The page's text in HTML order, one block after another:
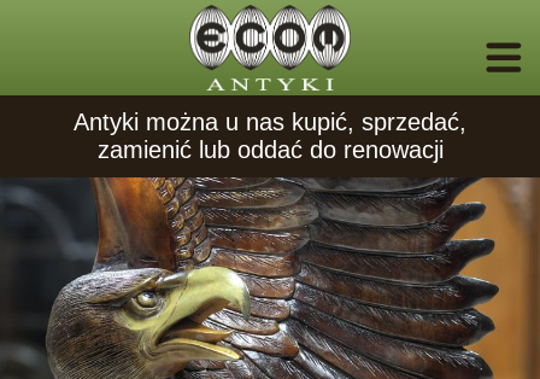
Antyki można u nas kupić, sprzedać,
zamienić lub oddać do renowacji